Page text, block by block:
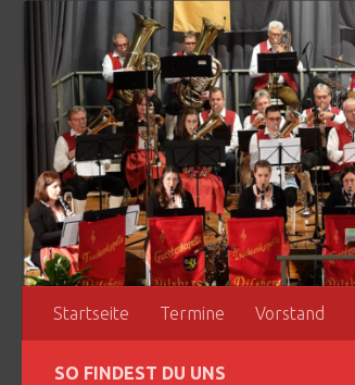
Zum Inhalt springen
Startseite Termine Vorstand
SO FINDEST DU UNS